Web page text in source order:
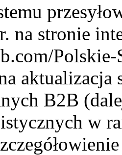
na stronie
Polskie-
aktualizacja
B2B
w